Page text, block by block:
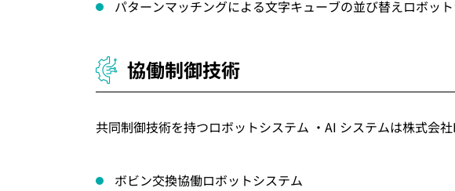
パターンマッチングによる文字キューブの並び替えロボッ
協働制御技術
共同制御技術を持つロボットシステム ・AI システムは株式会社
ボビン交換協働ロボットシステム